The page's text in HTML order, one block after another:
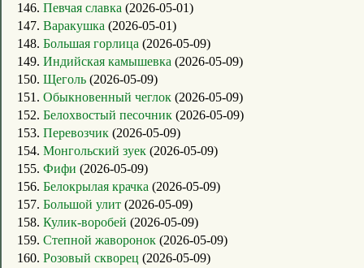
146. Певчая славка (2026-05-01)
147. Варакушка (2026-05-01)
148. Большая горлица (2026-05-09)
149. Индийская камышевка (2026-05-09)
150. Щеголь (2026-05-09)
151. Обыкновенный чеглок (2026-05-09)
152. Белохвостый песочник (2026-05-09)
153. Перевозчик (2026-05-09)
154. Монгольский зуек (2026-05-09)
155. Фифи (2026-05-09)
156. Белокрылая крачка (2026-05-09)
157. Большой улит (2026-05-09)
158. Кулик-воробей (2026-05-09)
159. Степной жаворонок (2026-05-09)
160. Розовый скворец (2026-05-09)